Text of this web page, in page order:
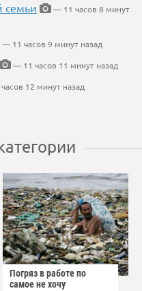
семьи
— 11 часов 8 минут
— 11 часов 9 минут назад
— 11 часов 11 минут назад
12 минут назад
Погряз в работе по
самое не хочу